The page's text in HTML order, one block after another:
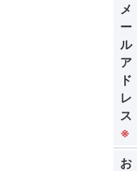
メ
ー
ル
ア
ド
レ
ス
※
お